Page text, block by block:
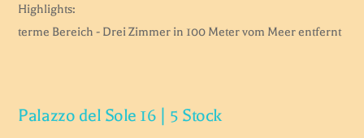
Highlights:
terme Bereich - Drei Zimmer in 100 Meter vom Meer entfernt
Palazzo del Sole 16 | 5 Stock